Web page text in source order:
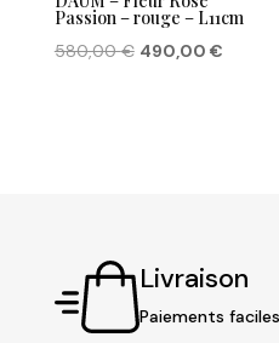
Passion – rouge – L11cm
580,00€ Le
490,00 €Le
Livraison
Paiements